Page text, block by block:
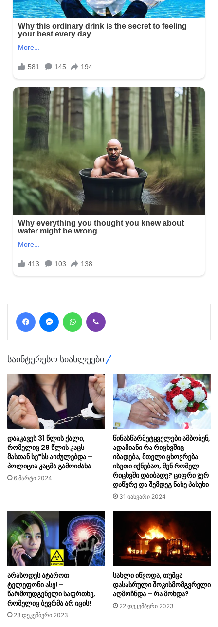
FacebookMessengerWhatsApp
საინტერესო სიახლეები
დააკავეს 31 წლის ქალი,
რომელიც 29 წლის კაცს
მასთან სე*სს აიძულებდა –
პოლიცია კაცმა გამოიძახა
6 მარტი 2024
წინასწარმეტყველები ამბობენ,
ადამიანი რა რიცხვშიც
იბადება, მთელი ცხოვრება
ისეთი იქნებაო, შენ რომელ
რიცხვში დაიბადე? ციფრი ჯერ
დაწერე და შემდეგ ნახე პასუხი
31 იანვარი 2024
არასოდეს ატაროთ
ტელეფონი ასე! –
წარმოუდგენელი საფრთხე,
რომელიც ბევრმა არ იცის!
28 დეკემბერი 2023
სახლი იწვოდა, თუმცა
დასასრული შოკისმომგვრელი
აღმოჩნდა – რა მოხდა?
22 დეკემბერი 2023